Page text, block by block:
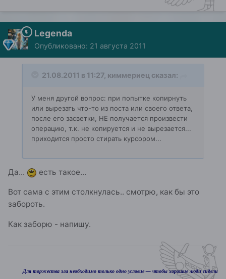
Legenda
Опубликовано: 21 августа 2011
21.08.2011 в 11:27, киммериец сказал:
У меня другой вопрос: при попытке копирнуть
или вырезать что-то из поста или своего ответа,
после его засветки, НЕ получается произвести
операцию, т.к. не копируется и не вырезается...
приходится просто стирать курсором...
Да... есть такое...
Вот сама с этим столкнулась.. смотрю, как бы это
забороть.
Как заборю - напишу.
Для торжества зла необходимо только одно условие — чтобы хорошие люди сидели